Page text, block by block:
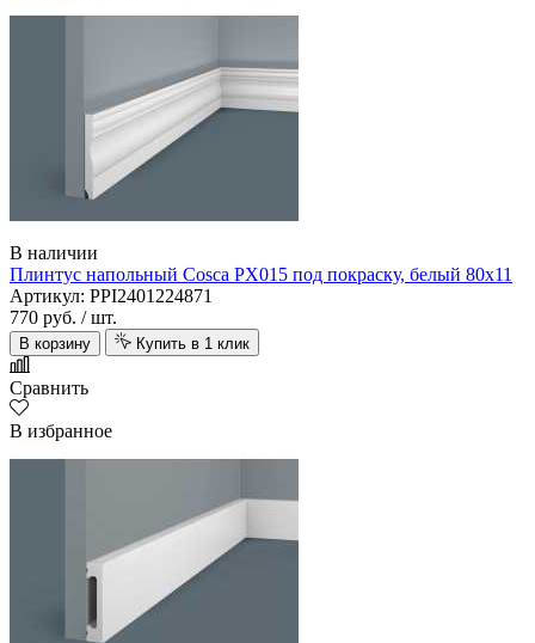
В наличии
Плинтус напольный Cosca PX015 под покраску, белый 80х11
Артикул: PPI2401224871
770 руб. / шт.
В корзину Купить в 1 клик
Сравнить
В избранное